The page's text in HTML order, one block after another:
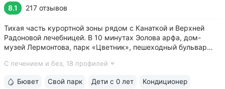
8.1 217 отзывов
Тихая часть курортной зоны рядом с Канаткой и Верхней
Радоновой лечебницей. В 10 минутах Эолова арфа, дом-
музей Лермонтова, парк «Цветник», пешеходный бульвар
с минеральной водой № 29. В 2–5 минутах бюветы
С лечением и без, 18 профилей
Бювет Свой парк Дети с 0 лет Кондиционер